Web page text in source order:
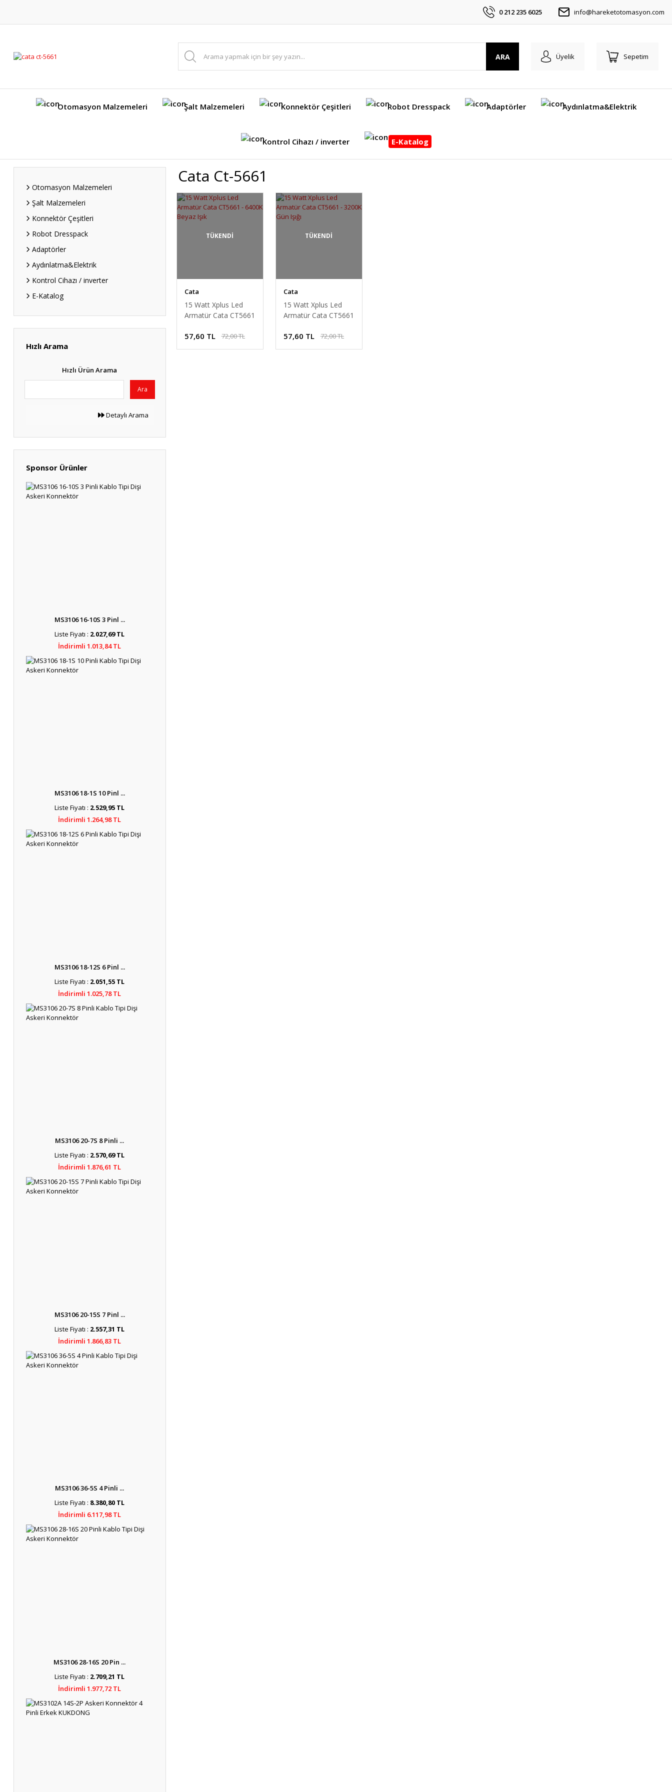
0 212 235 6025 info@hareketotomasyon.com
ARA Üyelik Sepetim
Otomasyon Malzemeleri Şalt Malzemeleri Konnektör Çeşitleri Robot Dresspack Adaptörler Aydınlatma&Elektrik
Kontrol Cihazı / inverter E-Katalog
Otomasyon Malzemeleri
Şalt Malzemeleri
Konnektör Çeşitleri
Robot Dresspack
Adaptörler
Aydınlatma&Elektrik
Kontrol Cihazı / inverter
E-Katalog
Hızlı Arama
Hızlı Ürün Arama
Ara
Detaylı Arama
Sponsor Ürünler
MS3106 16-10S 3 Pinl ...
Liste Fiyatı : 2.027,69 TL
İndirimli 1.013,84 TL
MS3106 18-1S 10 Pinl ...
Liste Fiyatı : 2.529,95 TL
İndirimli 1.264,98 TL
MS3106 18-12S 6 Pinl ...
Liste Fiyatı : 2.051,55 TL
İndirimli 1.025,78 TL
MS3106 20-7S 8 Pinli ...
Liste Fiyatı : 2.570,69 TL
İndirimli 1.876,61 TL
MS3106 20-15S 7 Pinl ...
Liste Fiyatı : 2.557,31 TL
İndirimli 1.866,83 TL
MS3106 36-5S 4 Pinli ...
Liste Fiyatı : 8.380,80 TL
İndirimli 6.117,98 TL
MS3106 28-16S 20 Pin ...
Liste Fiyatı : 2.709,21 TL
İndirimli 1.977,72 TL
Cata Ct-5661
TÜKENDİ
Cata
15 Watt Xplus Led
Armatür Cata CT5661
57,60 TL 72,00 TL
TÜKENDİ
Cata
15 Watt Xplus Led
Armatür Cata CT5661
57,60 TL 72,00 TL